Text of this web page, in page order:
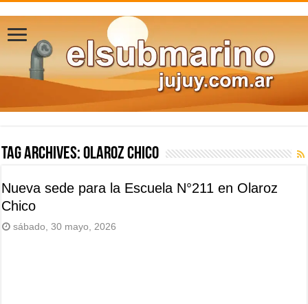
Tag Archives:Olaroz Chico
Nueva sede para la Escuela N°211 en Olaroz
Chico
sábado, 30 mayo, 2026